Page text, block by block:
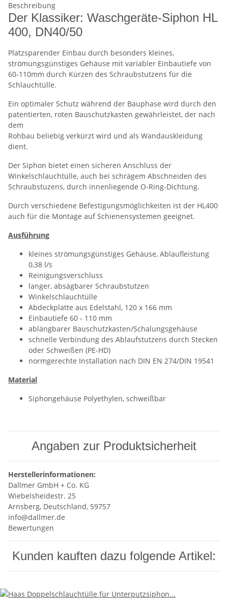
Beschreibung
Der Klassiker: Waschgeräte-Siphon HL
400, DN40/50
Platzsparender Einbau durch besonders kleines,
strömungsgünstiges Gehäuse mit variabler Einbautiefe von
60-110mm durch Kürzen des Schraubstutzens für die
Schlauchtülle.
Ein optimaler Schutz während der Bauphase wird durch den
patentierten, roten Bauschutzkasten gewährleistet, der nach
dem
Rohbau beliebig verkürzt wird und als Wandauskleidung
dient.
Der Siphon bietet einen sicheren Anschluss der
Winkelschlauchtülle, auch bei schrägem Abschneiden des
Schraubstuzens, durch innenliegende O-Ring-Dichtung.
Durch verschiedene Befestigungsmöglichkeiten ist der HL400
auch für die Montage auf Schienensystemen geeignet.
Ausführung
kleines strömungsgünstiges Gehäuse, Ablaufleistung
0,38 l/s
Reinigungsverschluss
langer, absägbarer Schraubstutzen
Winkelschlauchtülle
Abdeckplatte aus Edelstahl, 120 x 166 mm
Einbautiefe 60 - 110 mm
ablängbarer Bauschutzkasten/Schalungsgehäuse
schnelle Verbindung des Ablaufstutzens durch Stecken
oder Schweißen (PE-HD)
normgerechte Installation nach DIN EN 274/DIN 19541
Material
Siphongehäuse Polyethylen, schweißbar
Angaben zur Produktsicherheit
Herstellerinformationen:
Dallmer GmbH + Co. KG
Wiebelsheidestr. 25
Arnsberg, Deutschland, 59757
info@dallmer.de
Bewertungen
Kunden kauften dazu folgende Artikel: